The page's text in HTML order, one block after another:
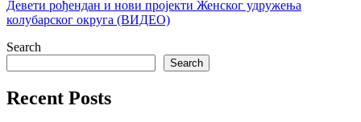
Девети рођендан и нови пројекти Женског удружења
колубарског округа (ВИДЕО)
Search
Search
Recent Posts